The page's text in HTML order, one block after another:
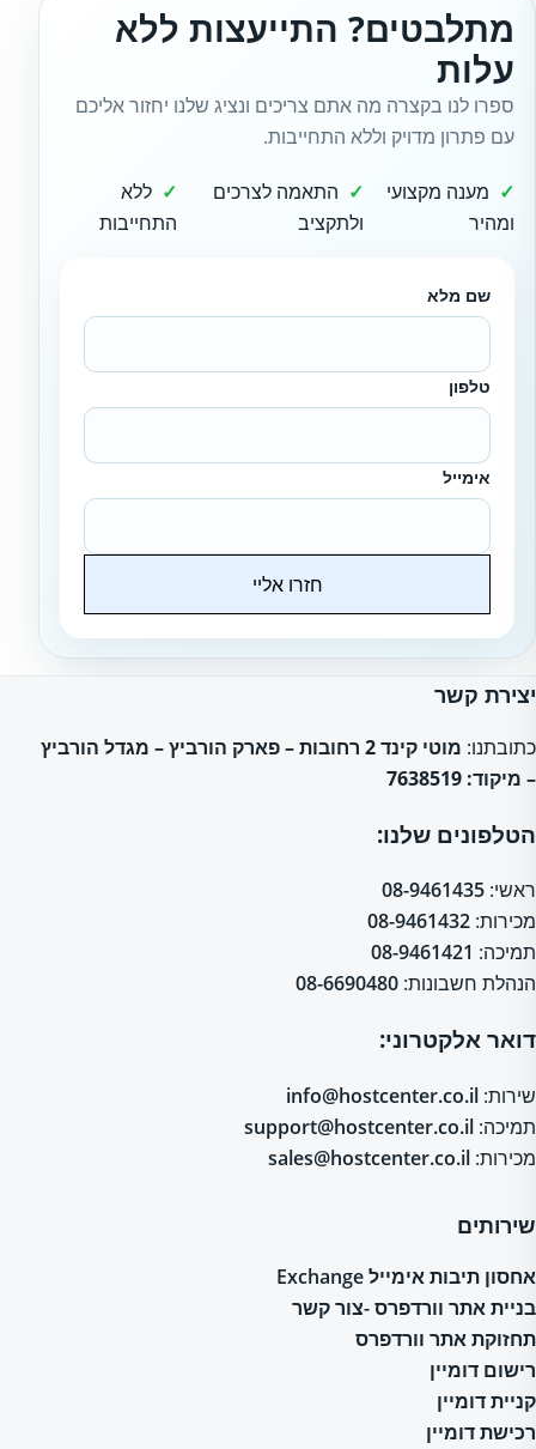
מתלבטים? התייעצות ללא
עלות
ספרו לנו בקצרה מה אתם צריכים ונציג שלנו יחזור אליכם
עם פתרון מדויק וללא התחייבות.
מענה מקצועי
ומהיר
התאמה לצרכים
ולתקציב
ללא
התחייבות
שם מלא
טלפון
אימייל
חזרו אליי
יצירת קשר
כתובתנו:
מוטי קינד 2 רחובות – פארק הורביץ – מגדל הורביץ
– מיקוד: 7638519
הטלפונים שלנו:
ראשי: 08-9461435
מכירות: 08-9461432
תמיכה: 08-9461421
הנהלת חשבונות: 08-6690480
דואר אלקטרוני:
שירות: info@hostcenter.co.il
תמיכה: support@hostcenter.co.il
מכירות: sales@hostcenter.co.il
שירותים
אחסון תיבות אימייל Exchange
בניית אתר וורדפרס -צור קשר
תחזוקת אתר וורדפרס
רישום דומיין
קניית דומיין
רכישת דומיין